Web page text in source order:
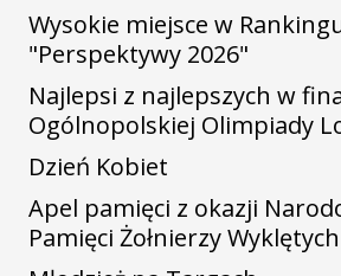
Wysokie miejsce w
"Perspektywy 2026"
Najlepsi z najlepszych w
Ogólnopolskiej Olimpiady
Dzień Kobiet
Apel pamięci z okazji
Pamięci Żołnierzy Wyklętych